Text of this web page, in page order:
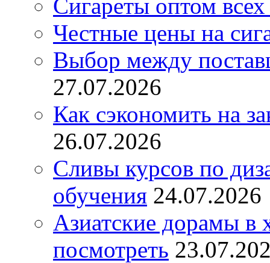
Сигареты оптом
Честные цены на
Выбор между
27.07.2026
Как сэкономить на
26.07.2026
Сливы курсов по
обучения 24.07.2026
Азиатские дорамы в
посмотреть